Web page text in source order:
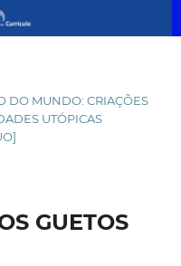
DO MUNDO: CRIAÇÕES
UTÓPICAS
GUETOS